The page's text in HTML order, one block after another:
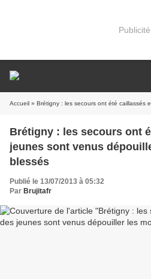
Publicité
Accueil » Brétigny : les secours ont été caillassés et des
Brétigny : les secours ont
jeunes sont venus
blessés
Publié le 13/07/2013 à 05:32
Par Brujitafr